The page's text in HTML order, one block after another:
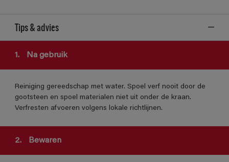
Tips & advies
1. Na gebruik
Reiniging gereedschap met water. Spoel verf nooit door de
gootsteen en spoel materialen niet uit onder de kraan.
Verfresten afvoeren volgens lokale richtlijnen.
2. Bewaren